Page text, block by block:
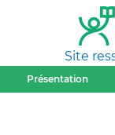
Site
Présentation